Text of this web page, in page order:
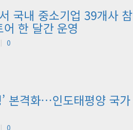
국내 중소기업 39개사 참
한 달간 운영
0
본격화…인도태평양 국가
0